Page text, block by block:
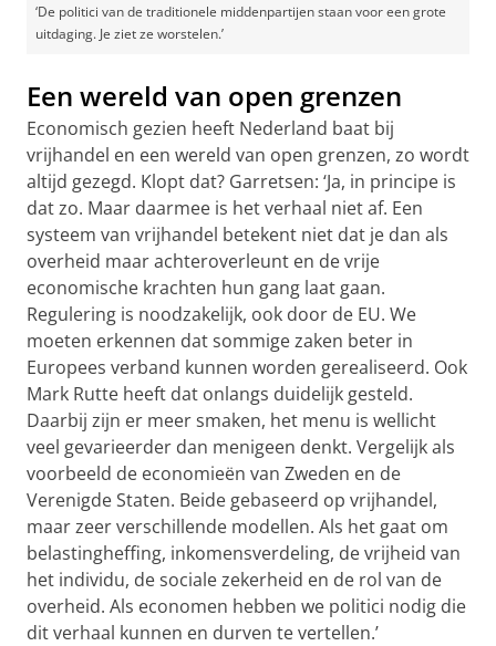
‘De politici van de traditionele middenpartijen staan voor een grote
uitdaging. Je ziet ze worstelen.’
Een wereld van open grenzen
Economisch gezien heeft Nederland baat bij
vrijhandel en een wereld van open grenzen, zo wordt
altijd gezegd. Klopt dat? Garretsen: ‘Ja, in principe is
dat zo. Maar daarmee is het verhaal niet af. Een
systeem van vrijhandel betekent niet dat je dan als
overheid maar achteroverleunt en de vrije
economische krachten hun gang laat gaan.
Regulering is noodzakelijk, ook door de EU. We
moeten erkennen dat sommige zaken beter in
Europees verband kunnen worden gerealiseerd. Ook
Mark Rutte heeft dat onlangs duidelijk gesteld.
Daarbij zijn er meer smaken, het menu is wellicht
veel gevarieerder dan menigeen denkt. Vergelijk als
voorbeeld de economieën van Zweden en de
Verenigde Staten. Beide gebaseerd op vrijhandel,
maar zeer verschillende modellen. Als het gaat om
belastingheffing, inkomensverdeling, de vrijheid van
het individu, de sociale zekerheid en de rol van de
overheid. Als economen hebben we politici nodig die
dit verhaal kunnen en durven te vertellen.’